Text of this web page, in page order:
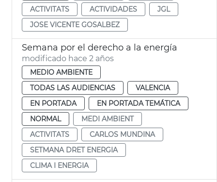
ACTIVITATS
ACTIVIDADES
JGL
JOSE VICENTE GOSALBEZ
Semana por el derecho a la energía
modificado hace 2 años
MEDIO AMBIENTE
TODAS LAS AUDIENCIAS
VALENCIA
EN PORTADA
EN PORTADA TEMÁTICA
NORMAL
MEDI AMBIENT
ACTIVITATS
CARLOS MUNDINA
SETMANA DRET ENERGIA
CLIMA I ENERGIA